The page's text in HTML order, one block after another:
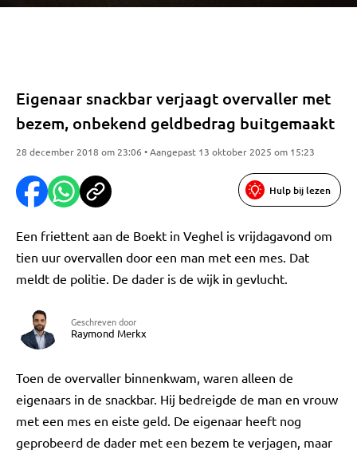
Eigenaar snackbar verjaagt overvaller met
bezem, onbekend geldbedrag buitgemaakt
28 december 2018 om 23:06 • Aangepast 13 oktober 2025 om 15:23
Hulp bij lezen
Een friettent aan de Boekt in Veghel is vrijdagavond om
tien uur overvallen door een man met een mes. Dat
meldt de politie. De dader is de wijk in gevlucht.
Geschreven door
Raymond Merkx
Toen de overvaller binnenkwam, waren alleen de
eigenaars in de snackbar. Hij bedreigde de man en vrouw
met een mes en eiste geld. De eigenaar heeft nog
geprobeerd de dader met een bezem te verjagen, maar